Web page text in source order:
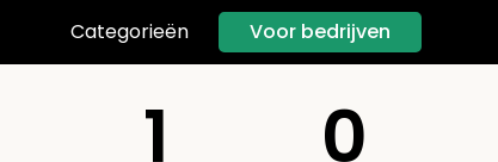
Categorieën Voor bedrijven
1 0